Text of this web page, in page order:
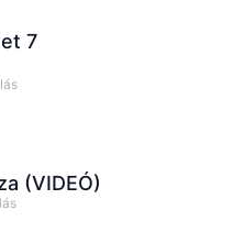
7
(VIDEÓ)